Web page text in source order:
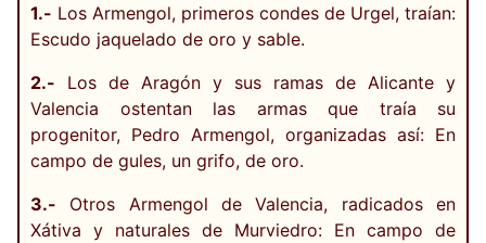
1.- Los Armengol, primeros condes de Urgel, traían:
Escudo jaquelado de oro y sable.
2.- Los de Aragón y sus ramas de Alicante y
Valencia ostentan las armas que traía su
progenitor, Pedro Armengol, organizadas así: En
campo de gules, un grifo, de oro.
3.- Otros Armengol de Valencia, radicados en
Xátiva y naturales de Murviedro: En campo de